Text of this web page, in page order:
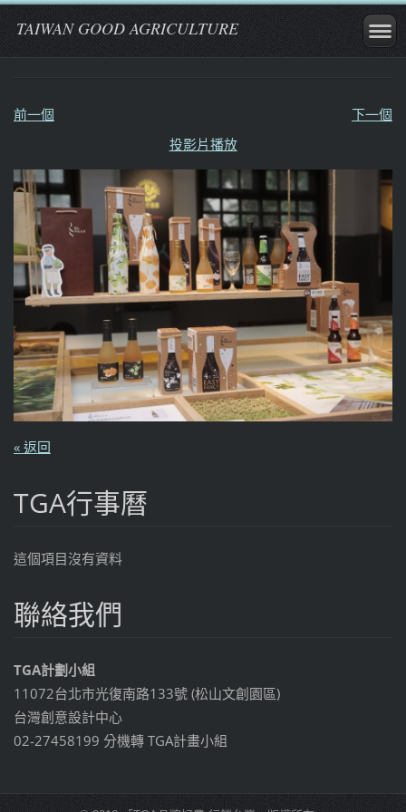
TAIWAN GOOD AGRICULTURE
前一個
下一個
投影片播放
« 返回
TGA行事曆
這個項目沒有資料
聯絡我們
TGA計劃小組
11072台北市光復南路133號 (松山文創園區)
台灣創意設計中心
02-27458199 分機轉 TGA計畫小組